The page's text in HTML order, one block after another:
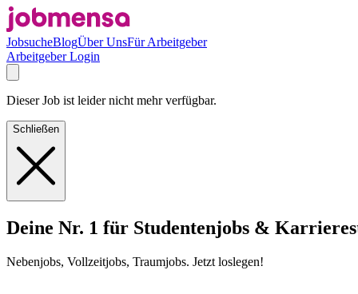
JobsucheBlogÜber UnsFür Arbeitgeber
Arbeitgeber Login
Dieser Job ist leider nicht mehr verfügbar.
Schließen
Deine Nr. 1 für Studentenjobs &
Nebenjobs, Vollzeitjobs, Traumjobs. Jetzt loslegen!